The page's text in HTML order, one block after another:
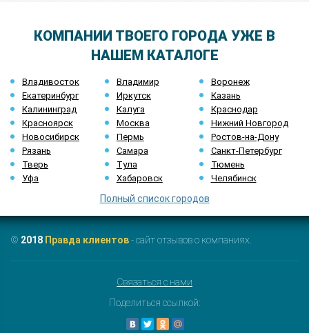
КОМПАНИИ ТВОЕГО ГОРОДА УЖЕ В
НАШЕМ КАТАЛОГЕ
Владивосток Владимир
Воронеж
Екатеринбург
Иркутск
Казань
Калининград
Калуга
Краснодар
Красноярск
Москва
Нижний Новгород
Новосибирск
Пермь
Ростов-на-Дону
Рязань
Самара
Санкт-Петербург
Тверь
Тула
Тюмень
Уфа
Хабаровск Челябинск
Полный список городов
© 2018 Правда клиентов- сайт отзывов о компаниях.
Связаться с нами
Поделиться ссылкой: